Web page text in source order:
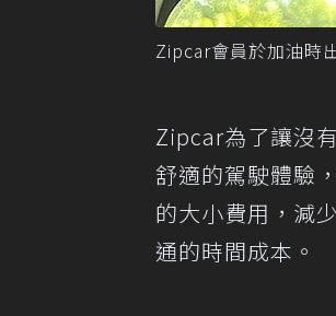
Zipcar會員於加油時
Zipcar為了讓沒
舒適的駕駛體驗
的大小費用，減
通的時間成本。